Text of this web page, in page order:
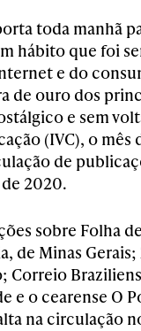
toda manhã
hábito que foi
e do
de ouro dos
e sem
(IVC), o mês
de
2020.
sobre Folha
de Minas
Correio
e o cearense O
na circulação